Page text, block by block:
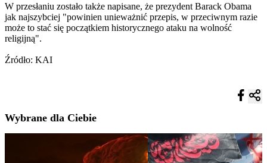
W przesłaniu zostało także napisane, że prezydent Barack Obama
jak najszybciej "powinien unieważnić przepis, w przeciwnym razie
może to stać się początkiem historycznego ataku na wolność
religijną".
Źródło: KAI
Wybrane dla Ciebie